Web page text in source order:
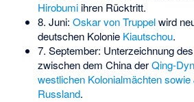
Hirobumiihren Rücktritt.
8. Juni: Oskar von Truppelwird
deutschen Kolonie Kiautschou.
7. September: Unterzeichnung des
zwischen dem China derQing-
westlichen Kolonialmächten sowie
Russland.